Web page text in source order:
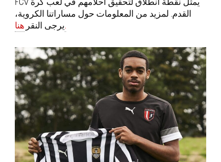
FCV يمثل نقطة انطلاق لتحقيق أحلامهم في لعب كرة
القدم. لمزيد من المعلومات حول مساراتنا الكروية،
يرجى النقرهنا.